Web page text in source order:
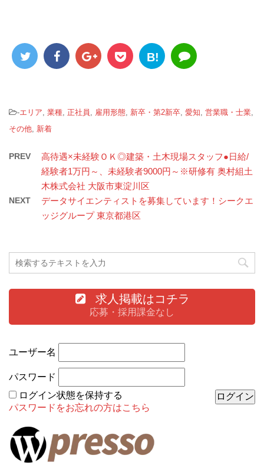
B!
-エリア 業種 正社員 雇用形態 新卒・第2新卒 愛知 営業職・士業
その他 新着
PREV
高待遇×未経験ＯＫ◎建築・土木現場スタッフ●日給/
経験者1万円～、未経験者9000円～※研修有 奥村組土
木株式会社 大阪市東淀川区
NEXT
データサイエンティストを募集しています！シークエ
ッジグループ 東京都港区
求人掲載はコチラ
応募・採用課金なし
ユーザー名
パスワード
ログイン状態を保持する
パスワードをお忘れの方はこちら